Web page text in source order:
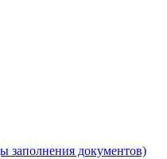
заполнения документов)